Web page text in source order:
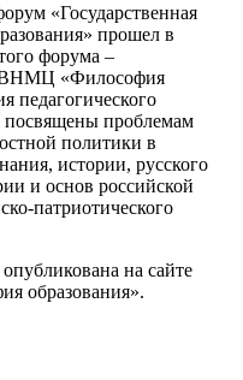
«Государственная
прошел в
форума –
«Философия
педагогического
посвящены проблемам
политики в
истории, русского
и основ российской
патриотического
на сайте
образования».